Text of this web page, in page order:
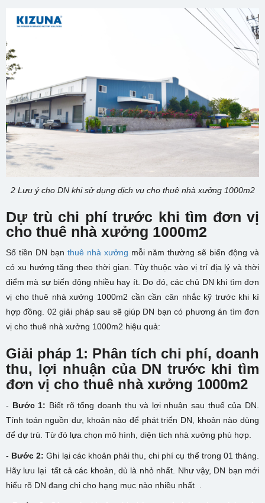
2 Lưu ý cho DN khi sử dụng dịch vụ cho thuê nhà xưởng 1000m2
Dự trù chi phí trước khi tìm đơn vị
cho thuê nhà xưởng 1000m2
Số tiền DN bạn thuê nhà xưởng mỗi năm thường sẽ biến động và
có xu hướng tăng theo thời gian. Tùy thuộc vào vị trí địa lý và thời
điểm mà sự biến động nhiều hay ít. Do đó, các chủ DN khi tìm đơn
vị cho thuê nhà xưởng 1000m2 cần cần cân nhắc kỹ trước khi kí
hợp đồng. 02 giải pháp sau sẽ giúp DN bạn có phương án tìm đơn
vị cho thuê nhà xưởng 1000m2 hiệu quả:
Giải pháp 1: Phân tích chi phí, doanh
thu, lợi nhuận của DN trước khi tìm
đơn vị cho thuê nhà xưởng 1000m2
- Bước 1: Biết rõ tổng doanh thu và lợi nhuận sau thuế của DN.
Tính toán nguồn dư, khoản nào để phát triển DN, khoản nào dùng
để dự trù. Từ đó lựa chọn mô hình, diện tích nhà xưởng phù hợp.
- Bước 2: Ghi lại các khoản phải thu, chi phí cụ thể trong 01 tháng.
Hãy lưu lại tất cả các khoản, dù là nhỏ nhất. Như vậy, DN bạn mới
hiểu rõ DN đang chi cho hạng mục nào nhiều nhất .